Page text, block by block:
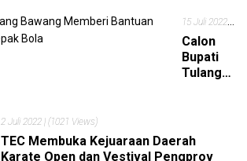
Umum
Ketiga
Kejuaraan
Karate
Terbuka
Pemuda
15 Juli 2022|
(1261 Views)
Calon
Bupati
Tulang
Kepada
Pemain
2 Juli 2022 | (1021 Views)
TEC Membuka Kejuaraan Daerah
Karate Open dan Vestival Pengprov